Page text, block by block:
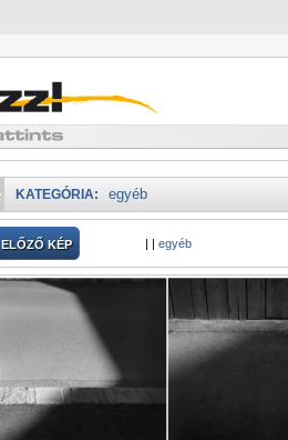
KATEGÓRIA: egyéb
ELŐZŐ KÉP | | egyéb